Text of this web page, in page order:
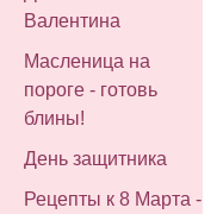
Валентина
Масленица на
пороге - готовь
блины!
День защитника
Рецепты к 8 Марта -